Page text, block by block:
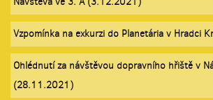
Vzpomínka na exkurzi do Planetária v Hradci
Ohlédnutí za návštěvou dopravního hřiště v
(28.11.2021)